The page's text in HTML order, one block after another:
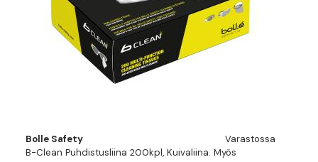
Bolle Safety
Varastossa
B-Clean Puhdistusliina 200kpl, Kuivaliina. Myös